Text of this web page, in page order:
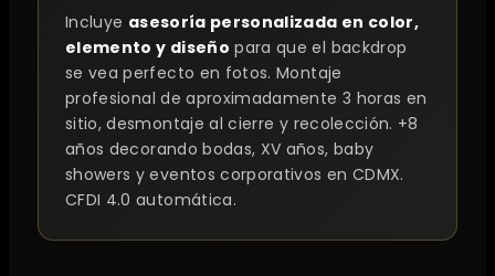
Incluye asesoría personalizada en color,
elemento y diseño para que el backdrop
se vea perfecto en fotos. Montaje
profesional de aproximadamente 3 horas en
sitio, desmontaje al cierre y recolección. +8
años decorando bodas, XV años, baby
showers y eventos corporativos en CDMX.
CFDI 4.0 automática.